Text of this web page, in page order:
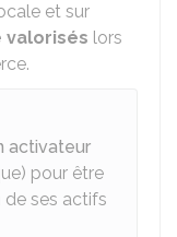
et sur
valorisés lors
activateur
pour être
ses actifs